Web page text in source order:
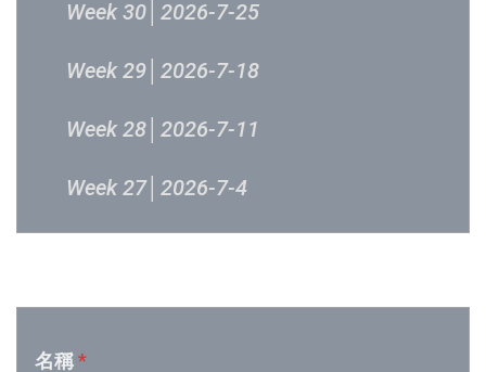
Week 30│2026-7-25
Week 29│2026-7-18
Week 28│2026-7-11
Week 27│2026-7-4
Week 25│2026-6-20
Week 24│2026-6-12
名稱*